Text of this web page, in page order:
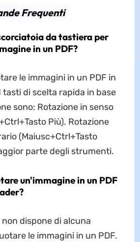
Frequenti
da tastiera per
in un PDF?
le immagini in un PDF in
tasti di scelta rapida in base
sono: Rotazione in senso
Più). Rotazione
(Maiusc+Ctrl+Tasto
parte degli strumenti.
un'immagine in un PDF
dispone di alcuna
le immagini in un PDF.